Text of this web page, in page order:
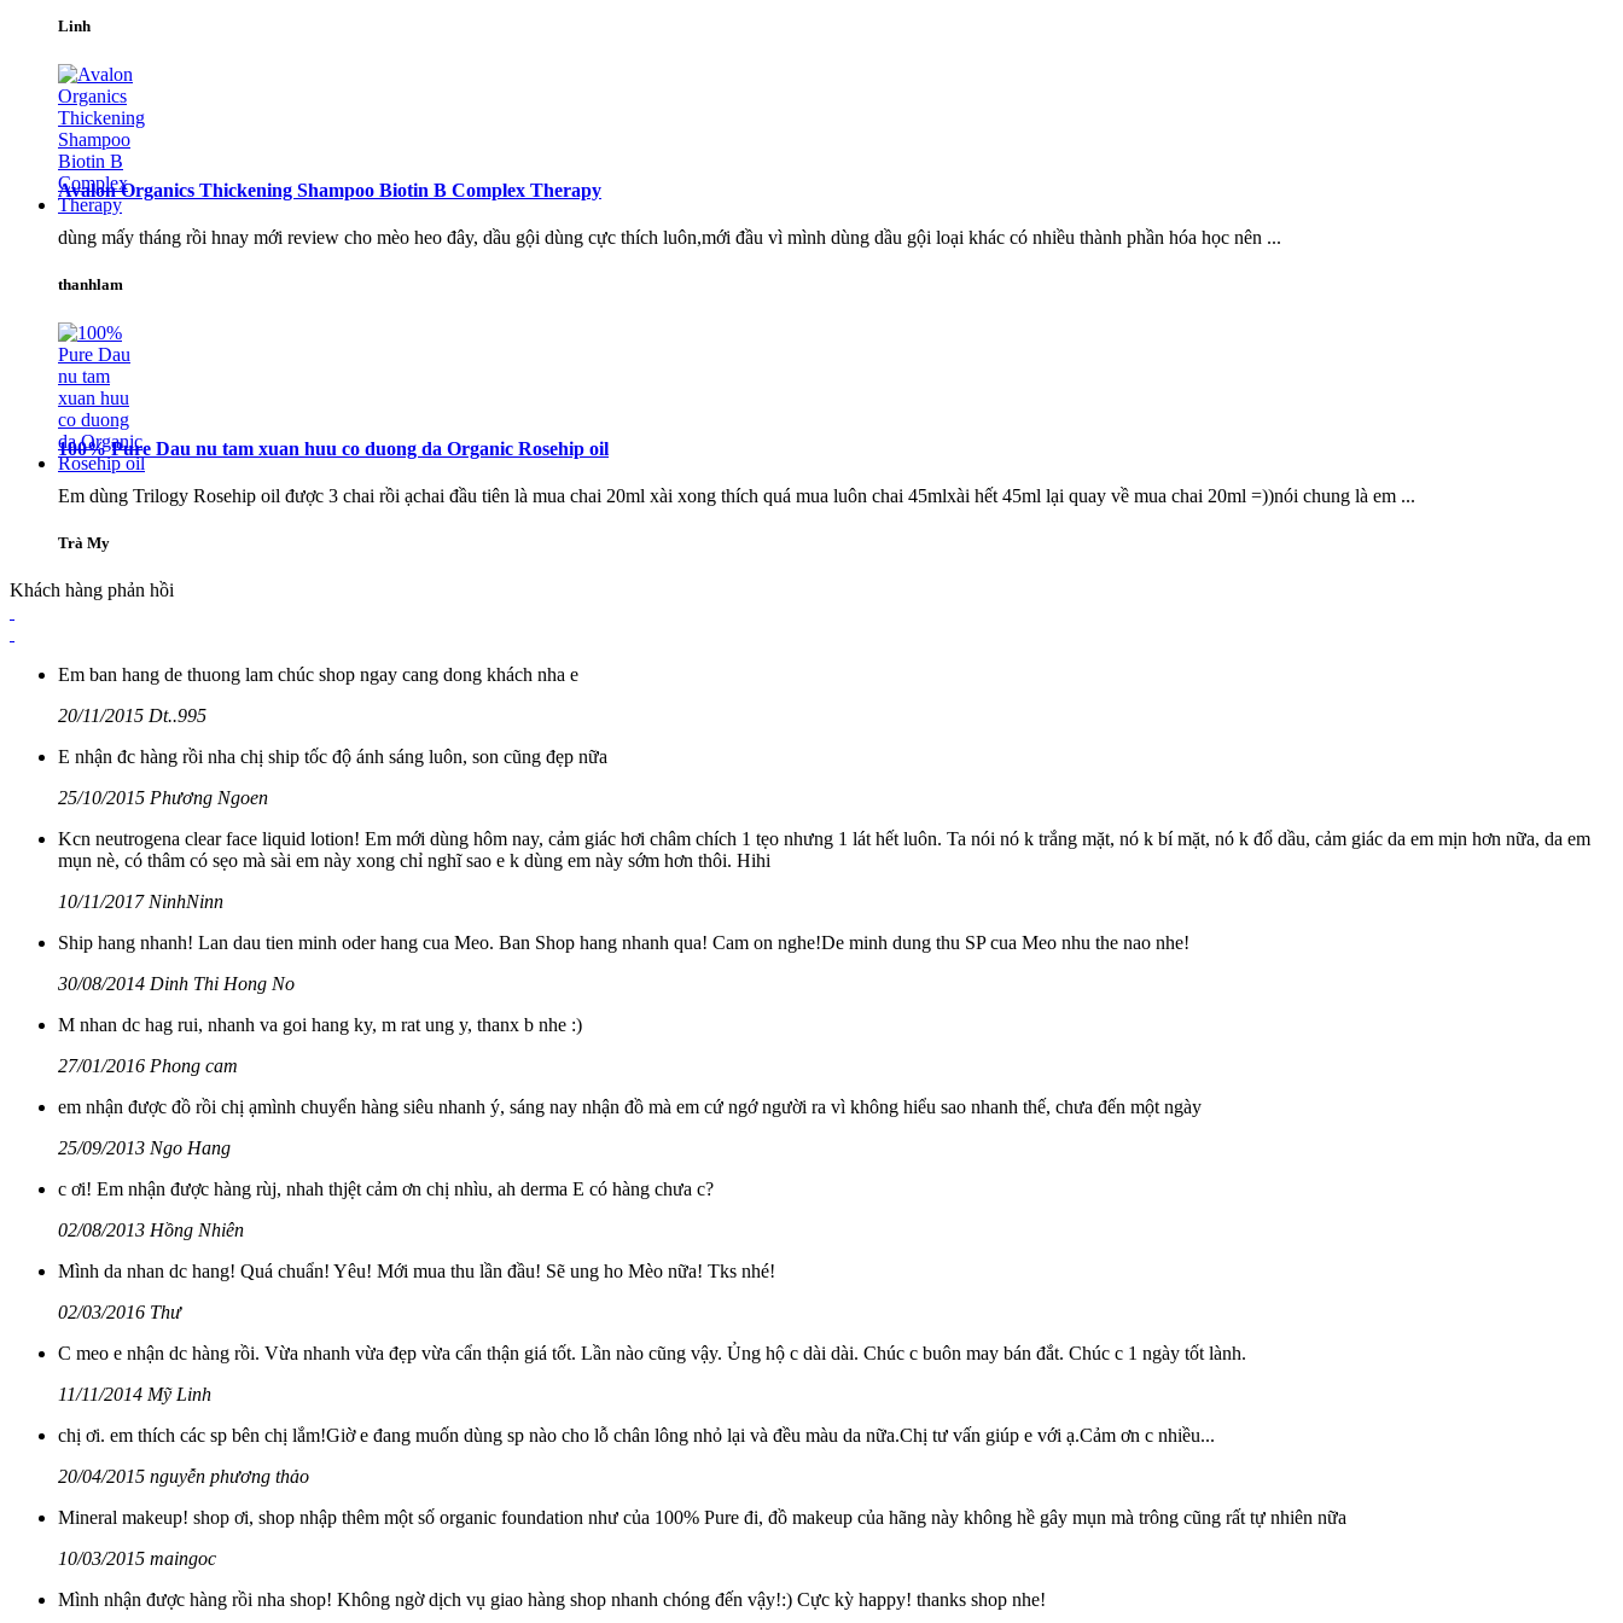
Linh
Avalon Organics Thickening Shampoo Biotin B Complex Therapy
dùng mấy tháng rồi hnay mới review cho mèo heo đây, dầu gội dùng cực thích luôn,mới đầu vì mình dùng dầu gội loại khác có nhiều thành phần hóa học nên ...
thanhlam
100% Pure Dau nu tam xuan huu co duong da Organic Rosehip oil
Em dùng Trilogy Rosehip oil được 3 chai rồi ạchai đầu tiên là mua chai 20ml xài xong thích quá mua luôn chai 45mlxài hết 45ml lại quay về mua chai 20ml =))nói chung là em ...
Trà My
Khách hàng phản hồi
Em ban hang de thuong lam chúc shop ngay cang dong khách nha e
20/11/2015 Dt..995
E nhận đc hàng rồi nha chị ship tốc độ ánh sáng luôn, son cũng đẹp nữa
25/10/2015 Phương Ngoen
Kcn neutrogena clear face liquid lotion! Em mới dùng hôm nay, cảm giác hơi châm chích 1 tẹo nhưng 1 lát hết luôn. Ta nói nó k trắng mặt, nó k bí mặt, nó k đổ dầu, cảm giác da em mịn hơn nữa, da em
mụn nè, có thâm có sẹo mà sài em này xong chỉ nghĩ sao e k dùng em này sớm hơn thôi. Hihi
10/11/2017 NinhNinn
Ship hang nhanh! Lan dau tien minh oder hang cua Meo. Ban Shop hang nhanh qua! Cam on nghe!De minh dung thu SP cua Meo nhu the nao nhe!
30/08/2014 Dinh Thi Hong No
M nhan dc hag rui, nhanh va goi hang ky, m rat ung y, thanx b nhe :)
27/01/2016 Phong cam
em nhận được đồ rồi chị ạmình chuyển hàng siêu nhanh ý, sáng nay nhận đồ mà em cứ ngớ người ra vì không hiểu sao nhanh thế, chưa đến một ngày
25/09/2013 Ngo Hang
c ơi! Em nhận được hàng rùj, nhah thjệt cảm ơn chị nhìu, ah derma E có hàng chưa c?
02/08/2013 Hồng Nhiên
Mình da nhan dc hang! Quá chuẩn! Yêu! Mới mua thu lần đầu! Sẽ ung ho Mèo nữa! Tks nhé!
02/03/2016 Thư
C meo e nhận dc hàng rồi. Vừa nhanh vừa đẹp vừa cẩn thận giá tốt. Lần nào cũng vậy. Ủng hộ c dài dài. Chúc c buôn may bán đắt. Chúc c 1 ngày tốt lành.
11/11/2014 Mỹ Linh
chị ơi. em thích các sp bên chị lắm!Giờ e đang muốn dùng sp nào cho lỗ chân lông nhỏ lại và đều màu da nữa.Chị tư vấn giúp e với ạ.Cảm ơn c nhiều...
20/04/2015 nguyễn phương thảo
Mineral makeup! shop ơi, shop nhập thêm một số organic foundation như của 100% Pure đi, đồ makeup của hãng này không hề gây mụn mà trông cũng rất tự nhiên nữa
10/03/2015 maingoc
Mình nhận được hàng rồi nha shop! Không ngờ dịch vụ giao hàng shop nhanh chóng đến vậy!:) Cực kỳ happy! thanks shop nhe!